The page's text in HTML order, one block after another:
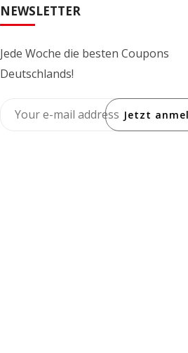
NEWSLETTER
Jede Woche die besten Coupons
Deutschlands!
Jetzt